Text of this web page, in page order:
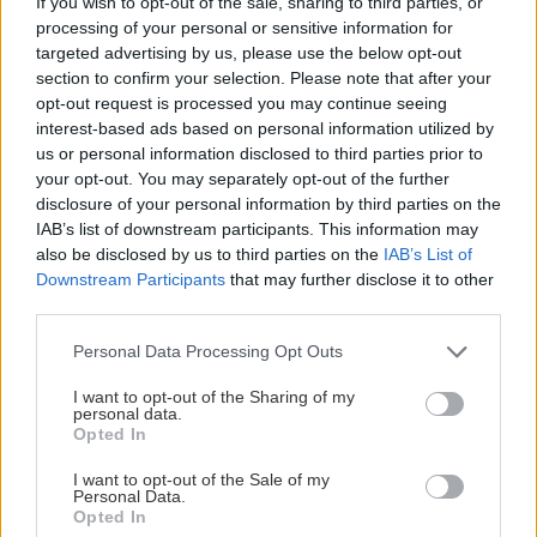
processing of your personal or sensitive information for
targeted advertising by us, please use the below opt-out
section to confirm your selection. Please note that after your
opt-out request is processed you may continue seeing
interest-based ads based on personal information utilized by
us or personal information disclosed to third parties prior to
your opt-out. You may separately opt-out of the further
disclosure of your personal information by third parties on the
IAB’s list of downstream participants. This information may
also be disclosed by us to third parties on the IAB’s List of
Downstream Participants that may further disclose it to other
Please note that this website/app uses one or more Google
not limited to your visit or usage behaviour. You may click to
grant or deny consent to Google and its third-party tags to
use your data for below specified purposes in below Google
consent section.
Personal Data Processing Opt Outs
I want to opt-out of the Sharing of my
personal data.
Opted In
I want to opt-out of the Sale of my
Personal Data.
Opted In
NAJČÍTANEJŠIE
TÝŽDEŇ MESIAC
Trvalky, ktoré znesú sucho a teplo? Tieto
vysaďte na miesta, na ktoré slnko svieti celý
deň
Čo robiť, ak paradajky dozrievajú pomaly? Trik
s odlisťovaním funguje aj cez leto, ale pozor na
chyby
Nekupujte drahé lapače: Vyrobte si za 5 minút
domácu pascu na osy a sršne, ktorá ich